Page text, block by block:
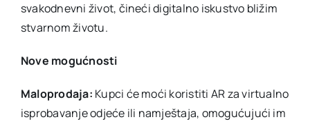
svakodnevni život, čineći digitalno iskustvo bližim
stvarnom životu.
Nove mogućnosti
Maloprodaja: Kupci će moći koristiti AR za virtualno
isprobavanje odjeće ili namještaja, omogućujući im